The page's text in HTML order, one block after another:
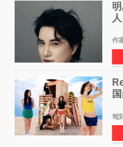
7
作
跨
公
驾
扫